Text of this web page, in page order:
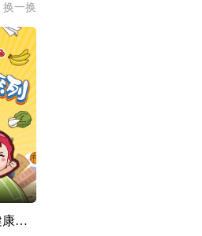
换一换
可可小爱儿童健康系列